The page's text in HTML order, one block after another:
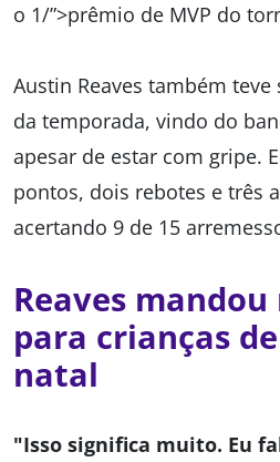
o 1/”>prêmio de MVP do
Austin Reaves também
da temporada, vindo do
apesar de estar com gripe.
pontos, dois rebotes e três
acertando 9 de 15
Reaves
para crianças
natal
"Isso significa muito. Eu